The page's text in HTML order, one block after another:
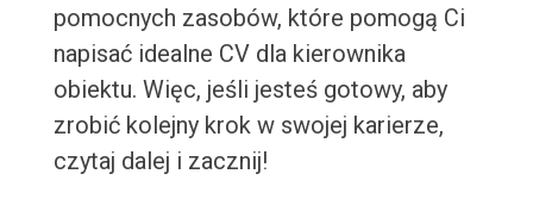
pomocnych zasobów, które pomogą Ci
napisać idealne CV dla kierownika
obiektu. Więc, jeśli jesteś gotowy, aby
zrobić kolejny krok w swojej karierze,
czytaj dalej i zacznij!